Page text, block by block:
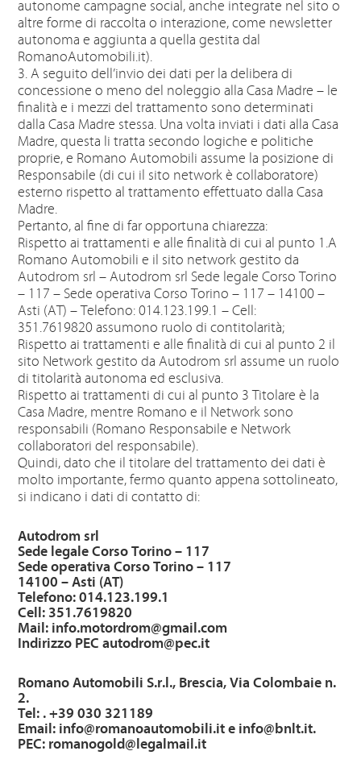
autonome campagne social, anche integrate nel sito o
altre forme di raccolta o interazione, come newsletter
autonoma e aggiunta a quella gestita dal
RomanoAutomobili.it).
3. A seguito dell’invio dei dati per la delibera di
concessione o meno del noleggio alla Casa Madre – le
finalità e i mezzi del trattamento sono determinati
dalla Casa Madre stessa. Una volta inviati i dati alla Casa
Madre, questa li tratta secondo logiche e politiche
proprie, e Romano Automobili assume la posizione di
Responsabile (di cui il sito network è collaboratore)
esterno rispetto al trattamento effettuato dalla Casa
Madre.
Pertanto, al fine di far opportuna chiarezza:
Rispetto ai trattamenti e alle finalità di cui al punto 1.A
Romano Automobili e il sito network gestito da
Autodrom srl – Autodrom srl Sede legale Corso Torino
– 117 – Sede operativa Corso Torino – 117 – 14100 –
Asti (AT) – Telefono: 014.123.199.1 – Cell:
351.7619820 assumono ruolo di contitolarità;
Rispetto ai trattamenti e alle finalità di cui al punto 2 il
sito Network gestito da Autodrom srl assume un ruolo
di titolarità autonoma ed esclusiva.
Rispetto ai trattamenti di cui al punto 3 Titolare è la
Casa Madre, mentre Romano e il Network sono
responsabili (Romano Responsabile e Network
collaboratori del responsabile).
Quindi, dato che il titolare del trattamento dei dati è
molto importante, fermo quanto appena sottolineato,
si indicano i dati di contatto di:
Autodrom srl
Sede legale Corso Torino – 117
Sede operativa Corso Torino – 117
14100 – Asti (AT)
Telefono: 014.123.199.1
Cell: 351.7619820
Mail: info.motordrom@gmail.com
Indirizzo PECautodrom@pec.it
Romano Automobili S.r.l., Brescia, Via Colombaie n.
2.
Tel: . +39 030 321189
Email: info@romanoautomobili.it e info@bnlt.it.
PEC: romanogold@legalmail.it